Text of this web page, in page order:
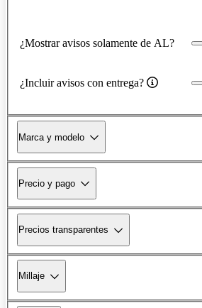
¿Mostrar avisos solamente de AL?
¿Incluir avisos con entrega?
Marca y modelo
Precio y pago
Precios transparentes
Millaje